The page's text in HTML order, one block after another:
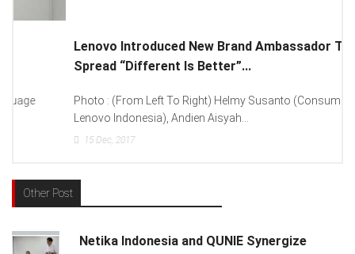
Lenovo Introduced New Brand Ambassador To
Spread “Different Is Better”...
Photo : (From Left To Right) Helmy Susanto (Consumer Lead
Lenovo Indonesia), Andien Aisyah...
Dec, 2017
Other Post
Netika Indonesia and QUNIE Synergize